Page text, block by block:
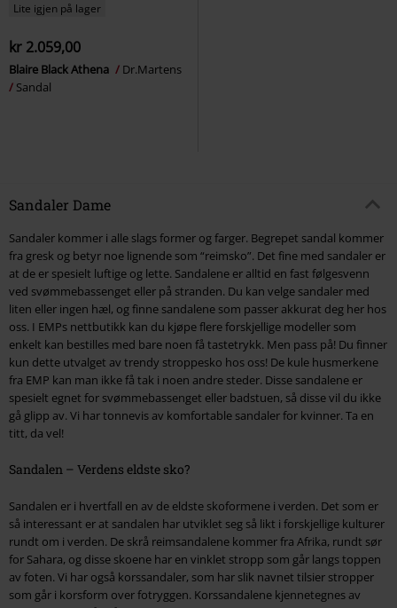
Lite igjen på lager
kr 2.059,00
Blaire Black Athena
Dr.Martens
Sandal
Sandaler Dame
Sandaler kommer i alle slags former og farger. Begrepet sandal kommer
fra gresk og betyr noe lignende som “reimsko”. Det fine med sandaler er
at de er spesielt luftige og lette. Sandalene er alltid en fast følgesvenn
ved svømmebassenget eller på stranden. Du kan velge sandaler med
liten eller ingen hæl, og finne sandalene som passer akkurat deg her hos
oss. I EMPs nettbutikk kan du kjøpe flere forskjellige modeller som
enkelt kan bestilles med bare noen få tastetrykk. Men pass på! Du finner
kun dette utvalget av trendy stroppesko hos oss! De kule husmerkene
fra EMP kan man ikke få tak i noen andre steder. Disse sandalene er
spesielt egnet for svømmebassenget eller badstuen, så disse vil du ikke
gå glipp av. Vi har tonnevis av komfortable sandaler for kvinner. Ta en
titt, da vel!
Sandalen – Verdens eldste sko?
Sandalen er i hvertfall en av de eldste skoformene i verden. Det som er
så interessant er at sandalen har utviklet seg så likt i forskjellige kulturer
rundt om i verden. De skrå reimsandalene kommer fra Afrika, rundt sør
for Sahara, og disse skoene har en vinklet stropp som går langs toppen
av foten. Vi har også korssandaler, som har slik navnet tilsier stropper
som går i korsform over fotryggen. Korssandalene kjennetegnes av